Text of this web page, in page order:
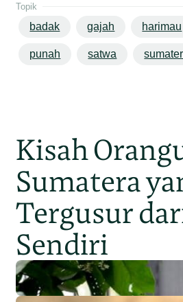
Topik
badak gajah harimau
punah satwa
Kisah
Sumatera
Tergusur
Sendiri